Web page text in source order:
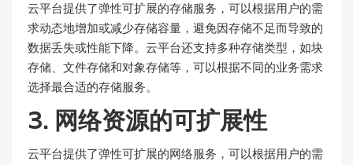
云平台提供了弹性可扩展的存储服务，可以根据用户的需
求动态地增加或减少存储容量，避免因存储不足而导致的
数据丢失或性能下降。云平台还支持多种存储类型，如块
存储、文件存储和对象存储等，可以根据不同的业务需求
选择最合适的存储服务。
3. 网络资源的可扩展性
云平台提供了弹性可扩展的网络服务，可以根据用户的需